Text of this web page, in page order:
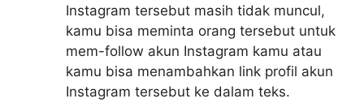
Instagram tersebut masih tidak muncul,
kamu bisa meminta orang tersebut untuk
mem-follow akun Instagram kamu atau
kamu bisa menambahkan link profil akun
Instagram tersebut ke dalam teks.